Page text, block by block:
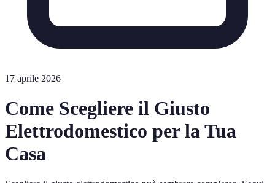
17 aprile 2026
Come Scegliere il Giusto
Elettrodomestico per la Tua
Casa